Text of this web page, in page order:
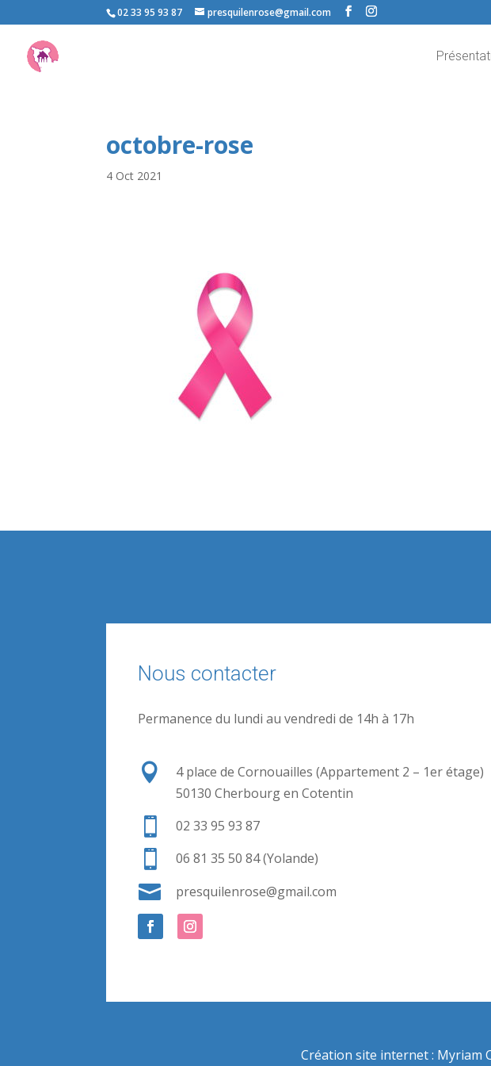
02 33 95 93 87 presquilenrose@gmail.com
octobre-rose
4 Oct 2021
Nous contacter
Permanence du lundi au vendredi de 14h à 17h

4 place de Cornouailles (Appartement 2 – 1er étage)
50130 Cherbourg en Cotentin
 02 33 95 93 87
 06 81 35 50 84 (Yolande)
 presquilenrose@gmail.com
Création site internet : Myriam